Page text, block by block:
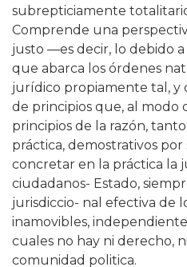
subrepticiamente
Comprende una
justo —es decir, lo debido
que abarca los órdenes
jurídico propiamente tal, y
de principios que, al modo
principios de la razón,
práctica, demostrativos
concretar en la práctica la
ciudadanos- Estado,
jurisdiccio- nal efectiva de
inamovibles,
cuales no hay ni derecho,
comunidad politica.